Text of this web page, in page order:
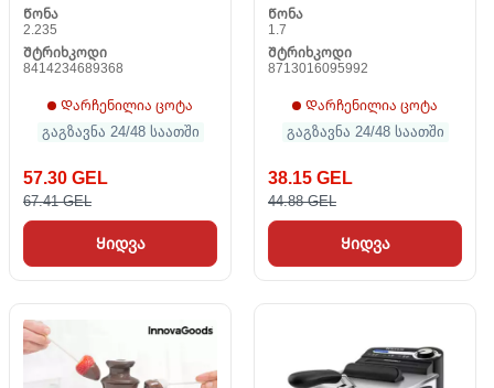
Წონა
2.235
Შტრიხკოდი
8414234689368
Დარჩენილია ცოტა
გაგზავნა 24/48 საათში
57.30 GEL
67.41 GEL
Ყიდვა
Წონა
1.7
Შტრიხკოდი
8713016095992
Დარჩენილია ცოტა
გაგზავნა 24/48 საათში
38.15 GEL
44.88 GEL
Ყიდვა